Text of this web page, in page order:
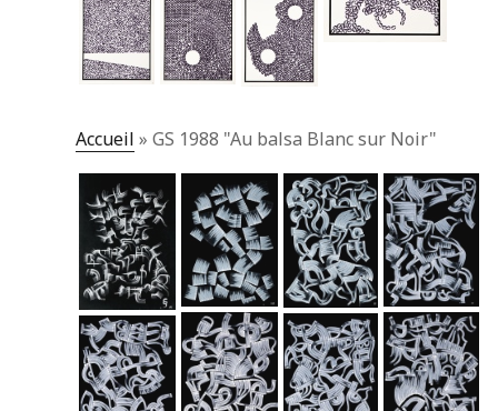
Accueil »GS 1988 "Au balsa Blanc sur Noir"